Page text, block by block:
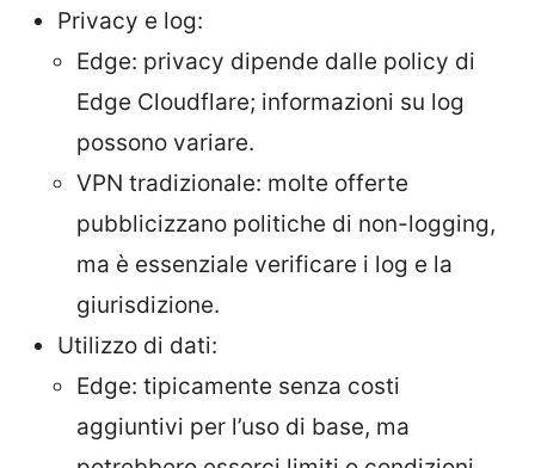
Privacy e log:
Edge: privacy dipende dalle policy di
Edge Cloudflare; informazioni su log
possono variare.
VPN tradizionale: molte offerte
pubblicizzano politiche di non-logging,
ma è essenziale verificare i log e la
giurisdizione.
Utilizzo di dati:
Edge: tipicamente senza costi
aggiuntivi per l’uso di base, ma